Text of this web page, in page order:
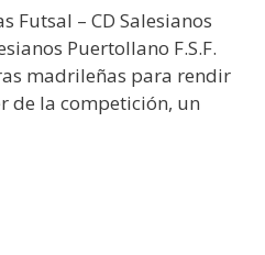
Futsal – CD Salesianos
Puertollano F.S.F.
madrileñas para rendir
de la competición, un